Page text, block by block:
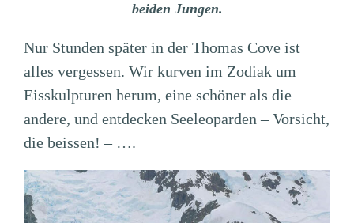
beiden Jungen.
Nur Stunden später in der Thomas Cove ist
alles vergessen. Wir kurven im Zodiak um
Eisskulpturen herum, eine schöner als die
andere, und entdecken Seeleoparden – Vorsicht,
die beissen! – ….